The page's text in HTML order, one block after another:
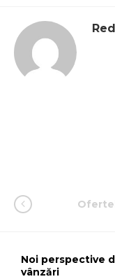
Noi perspective
vânzări